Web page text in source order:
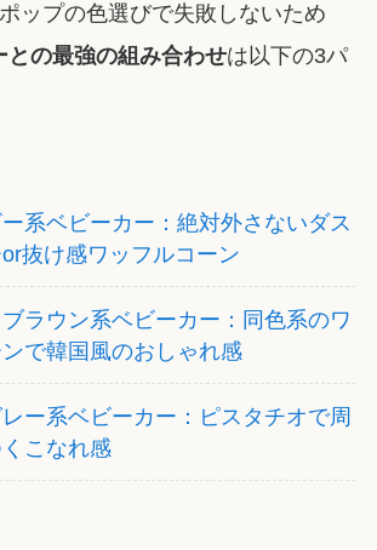
ップの色選びで失敗しないため
との最強の組み合わせは以下の3パ
系ベビーカー：絶対外さないダス
抜け感ワッフルコーン
ラウン系ベビーカー：同色系のワ
で韓国風のおしゃれ感
ー系ベビーカー：ピスタチオで周
こなれ感